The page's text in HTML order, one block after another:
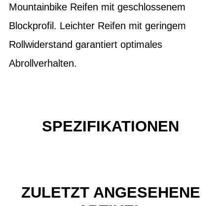
Mountainbike Reifen mit geschlossenem
Blockprofil. Leichter Reifen mit geringem
Rollwiderstand garantiert optimales
Abrollverhalten.
SPEZIFIKATIONEN
ZULETZT ANGESEHENE